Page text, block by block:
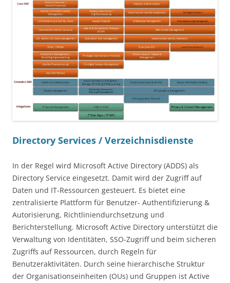
Directory Services / Verzeichnisdienste
In der Regel wird Microsoft Active Directory (ADDS) als
Directory Service eingesetzt. Damit wird der Zugriff auf
Daten und IT-Ressourcen gesteuert. Es bietet eine
zentralisierte Plattform für Benutzer- Authentifizierung &
Autorisierung, Richtliniendurchsetzung und
Berichterstellung. Microsoft Active Directory unterstützt die
Verwaltung von Identitäten, SSO-Zugriff und beim sicheren
Zugriffs auf Ressourcen, durch Regeln für
Benutzeraktivitäten. Durch seine hierarchische Struktur
der Organisationseinheiten (OUs) und Gruppen ist Active